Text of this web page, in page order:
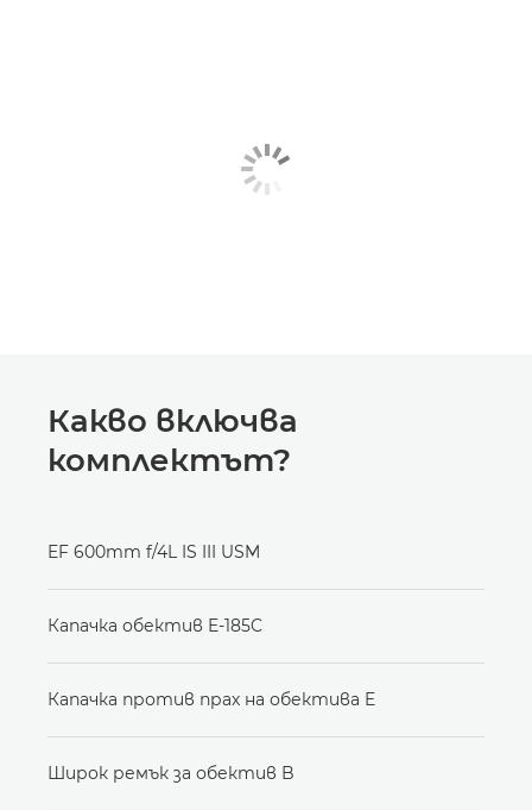
Какво включва
комплектът?
EF 600mm f/4L IS III USM
Капачка обектив E-185C
Капачка против прах на обектива E
Широк ремък за обектив B